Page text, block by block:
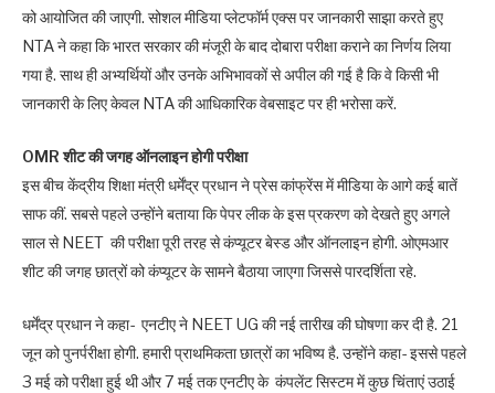
को आयोजित की जाएगी. सोशल मीडिया प्लेटफॉर्म एक्स पर जानकारी साझा करते हुए
NTA ने कहा कि भारत सरकार की मंजूरी के बाद दोबारा परीक्षा कराने का निर्णय लिया
गया है. साथ ही अभ्यर्थियों और उनके अभिभावकों से अपील की गई है कि वे किसी भी
जानकारी के लिए केवल NTA की आधिकारिक वेबसाइट पर ही भरोसा करें.
OMR शीट की जगह ऑनलाइन होगी परीक्षा
इस बीच केंद्रीय शिक्षा मंत्री धर्मेंद्र प्रधान ने प्रेस कांफ्रेंस में मीडिया के आगे कई बातें
साफ कीं. सबसे पहले उन्होंने बताया कि पेपर लीक के इस प्रकरण को देखते हुए अगले
साल से NEET की परीक्षा पूरी तरह से कंप्यूटर बेस्ड और ऑनलाइन होगी. ओएमआर
शीट की जगह छात्रों को कंप्यूटर के सामने बैठाया जाएगा जिससे पारदर्शिता रहे.
धर्मेंद्र प्रधान ने कहा- एनटीए ने NEET UG की नई तारीख की घोषणा कर दी है. 21
जून को पुनर्परीक्षा होगी. हमारी प्राथमिकता छात्रों का भविष्य है. उन्होंने कहा- इससे पहले
3 मई को परीक्षा हुई थी और 7 मई तक एनटीए के कंपलेंट सिस्टम में कुछ चिंताएं उठाई